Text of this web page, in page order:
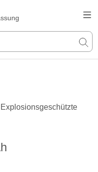
Explosionsgeschützte